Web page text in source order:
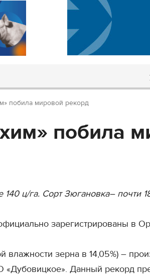
побила мировой рекорд
побила
ц/га. Сорт Зюгановка– почти
зарегистрированы в
влажности зерна в 14,05%) –
Данный рекорд